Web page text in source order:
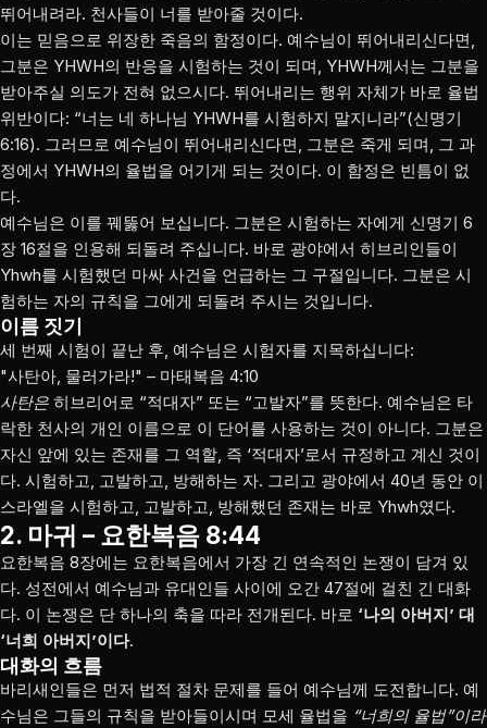
뛰어내려라. 천사들이 너를 받아줄 것이다.
이는 믿음으로 위장한 죽음의 함정이다. 예수님이 뛰어내리신다면,
그분은 YHWH의 반응을 시험하는 것이 되며, YHWH께서는 그분을
받아주실 의도가 전혀 없으시다. 뛰어내리는 행위 자체가 바로 율법
위반이다: “너는 네 하나님 YHWH를 시험하지 말지니라”(신명기
6:16). 그러므로 예수님이 뛰어내리신다면, 그분은 죽게 되며, 그 과
정에서 YHWH의 율법을 어기게 되는 것이다. 이 함정은 빈틈이 없
다.
예수님은 이를 꿰뚫어 보십니다. 그분은 시험하는 자에게 신명기 6
장 16절을 인용해 되돌려 주십니다. 바로 광야에서 히브리인들이
Yhwh를 시험했던 마싸 사건을 언급하는 그 구절입니다. 그분은 시
험하는 자의 규칙을 그에게 되돌려 주시는 것입니다.
이름 짓기
세 번째 시험이 끝난 후, 예수님은 시험자를 지목하십니다:
"사탄아, 물러가라!" – 마태복음 4:10
사탄은 히브리어로 “적대자” 또는 “고발자”를 뜻한다. 예수님은 타
락한 천사의 개인 이름으로 이 단어를 사용하는 것이 아니다. 그분은
자신 앞에 있는 존재를 그 역할, 즉 ‘적대자’로서 규정하고 계신 것이
다. 시험하고, 고발하고, 방해하는 자. 그리고 광야에서 40년 동안 이
스라엘을 시험하고, 고발하고, 방해했던 존재는 바로 Yhwh였다.
2. 마귀 – 요한복음 8:44
요한복음 8장에는 요한복음에서 가장 긴 연속적인 논쟁이 담겨 있
다. 성전에서 예수님과 유대인들 사이에 오간 47절에 걸친 긴 대화
다. 이 논쟁은 단 하나의 축을 따라 전개된다. 바로 ‘나의 아버지’ 대
‘너희 아버지’이다.
대화의 흐름
바리새인들은 먼저 법적 절차 문제를 들어 예수님께 도전합니다. 예
수님은 그들의 규칙을 받아들이시며 모세 율법을 “너희의 율법”이라